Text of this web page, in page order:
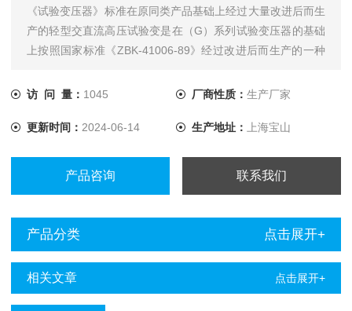
《试验变压器》标准在原同类产品基础上经过大量改进后而生
产的轻型交直流高压试验变是在（G）系列试验变压器的基础
上按照国家标准《ZBK-41006-89》经过改进后而生产的一种
访 问 量： 1045 厂商性质： 生产厂家
更新时间： 2024-06-14 生产地址： 上海宝山
产品咨询 联系我们
产品分类 点击展开+
相关文章 点击展开+